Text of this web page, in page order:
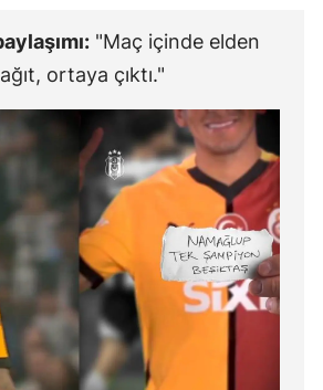
"Maç içinde elden
ortaya çıktı."